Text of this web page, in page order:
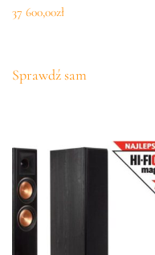
37 600,00zł
Sprawdź sam